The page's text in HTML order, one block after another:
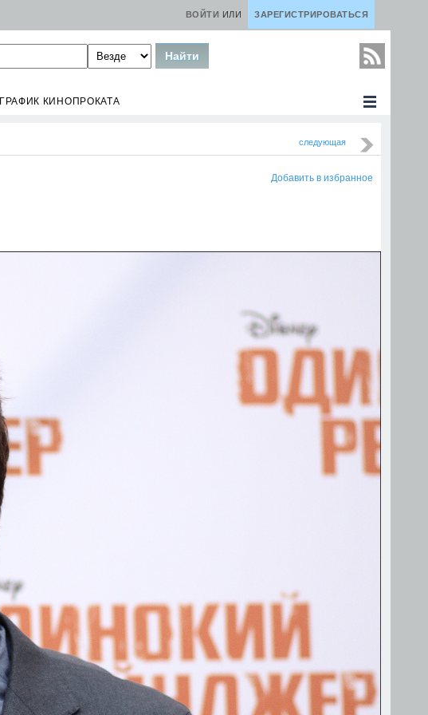
ЗАРЕГИСТРИРОВАТЬСЯ
ВОЙТИ ИЛИ
ГРАФИК КИНОПРОКАТА
следующая
Добавить в избранное